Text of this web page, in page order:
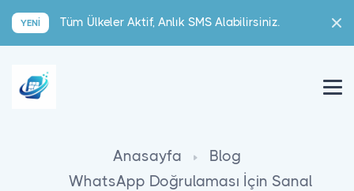
YENI Tüm Ülkeler Aktif, Anlık SMS Alabilirsiniz.
Anasayfa
Blog
WhatsApp Doğrulaması İçin Sanal